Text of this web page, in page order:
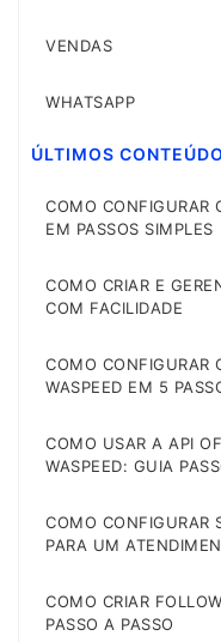
VENDAS
WHATSAPP
ÚLTIMOS
COMO CONFIGURAR
EM PASSOS SIMPLES
COMO CRIAR E
COM FACILIDADE
COMO CONFIGURAR
WASPEED EM 5
COMO USAR A API
WASPEED: GUIA
COMO CONFIGURAR
PARA UM
COMO CRIAR
PASSO A PASSO